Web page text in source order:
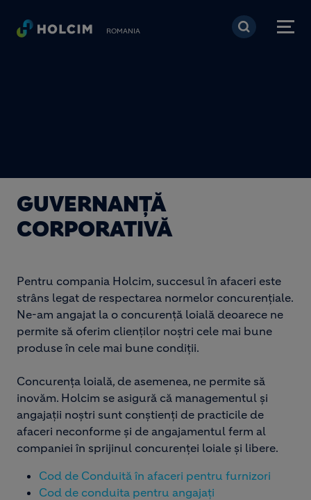
Mergi la conţinutul
ROMANIA
GUVERNANȚĂ
CORPORATIVĂ
Pentru compania Holcim, succesul în afaceri este
strâns legat de respectarea normelor concurențiale.
Ne-am angajat la o concurență loială deoarece ne
permite să oferim clienților noștri cele mai bune
produse în cele mai bune condiții.
Concurența loială, de asemenea, ne permite să
inovăm. Holcim se asigură că managementul și
angajații noștri sunt conștienți de practicile de
afaceri neconforme și de angajamentul ferm al
companiei în sprijinul concurenței loiale și libere.
Cod de Conduită în afaceri pentru furnizori
Cod de conduita pentru angajați